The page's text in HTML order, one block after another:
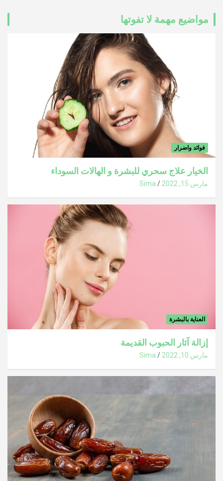
مواضيع مهمة لا تفوتها
فوائد واضرار
الخيار علاج سحري للبشرة و الهالات السوداء
مارس 15, 2022 Sima
العناية بالبشرة
إزالة آثار الحبوب القديمة
مارس 10, 2022 Sima